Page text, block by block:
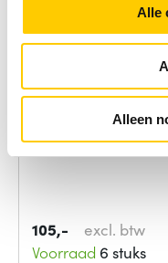
Alle
Alleen
StarTech.com
Kleur van het product:
105,-
excl. btw
Voorraad 6 stuks